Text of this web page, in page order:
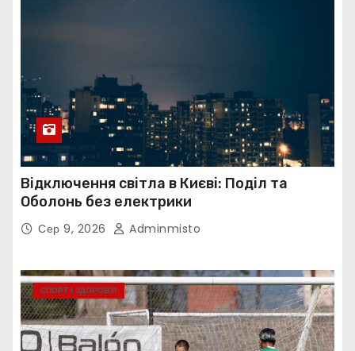
Відключення світла в Києві: Поділ та
Оболонь без електрики
Сер 9, 2026 Adminmisto
СПОРТ І ЗДОРОВ’Я